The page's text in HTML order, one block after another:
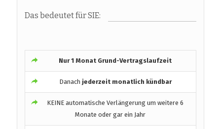
Das bedeutet für SIE:
Nur 1 Monat Grund-Vertragslaufzeit
Danach jederzeit monatlich kündbar
KEINE automatische Verlängerung um weitere 6
Monate oder gar ein Jahr